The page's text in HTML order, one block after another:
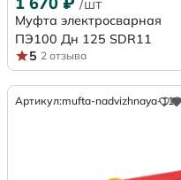
/шт
Муфта электросварная
ПЭ100 Дн 125 SDR11
5 2 отзыва
Артикул:mufta-nadvizhnaya-110